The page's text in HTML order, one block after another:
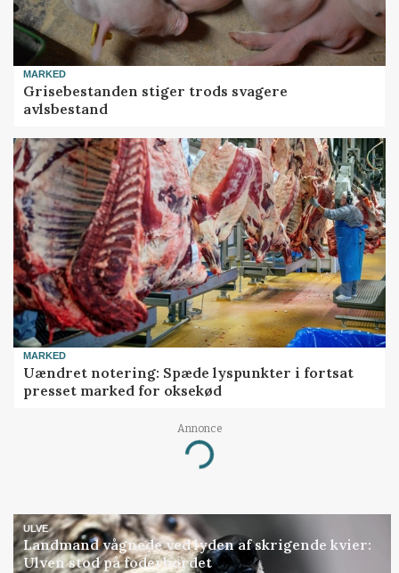
MARKED
Grisebestanden stiger trods svagere
avlsbestand
MARKED
Uændret notering: Spæde lyspunkter i fortsat
presset marked for oksekød
Annonce
Loading...
ULVE
Landmand vågnede ved lyden af skrigende kvier:
Ulven stod på foderbordet